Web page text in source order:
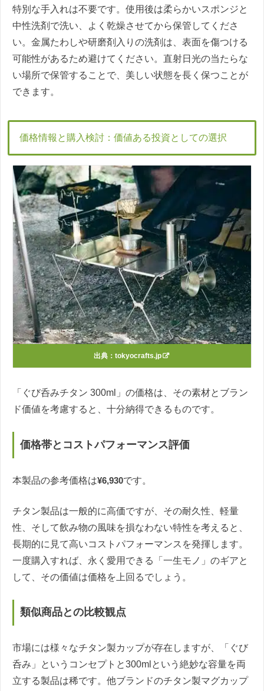
特別な手入れは不要です。使用後は柔らかいスポンジと
中性洗剤で洗い、よく乾燥させてから保管してくださ
い。金属たわしや研磨剤入りの洗剤は、表面を傷つける
可能性があるため避けてください。直射日光の当たらな
い場所で保管することで、美しい状態を長く保つことが
できます。
価格情報と購入検討：価値ある投資としての選択
出典： tokyocrafts.jp
「ぐび呑みチタン 300ml」の価格は、その素材とブラン
ド価値を考慮すると、十分納得できるものです。
価格帯とコストパフォーマンス評価
本製品の参考価格は¥6,930です。
チタン製品は一般的に高価ですが、その耐久性、軽量
性、そして飲み物の風味を損なわない特性を考えると、
長期的に見て高いコストパフォーマンスを発揮します。
一度購入すれば、永く愛用できる「一生モノ」のギアと
して、その価値は価格を上回るでしょう。
類似商品との比較観点
市場には様々なチタン製カップが存在しますが、「ぐび
呑み」というコンセプトと300mlという絶妙な容量を両
立する製品は稀です。他ブランドのチタン製マグカップ